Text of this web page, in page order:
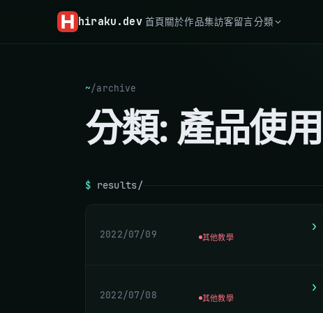
hiraku .dev 首頁關於作品集訪客留言分類
~/archive
分類:產品使用
$ results/
2022/07/09 其他教學
2022/07/08 其他教學